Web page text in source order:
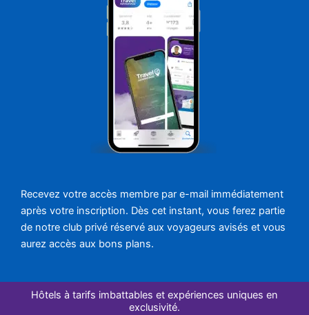
Recevez votre accès membre par e-mail immédiatement
après votre inscription. Dès cet instant, vous ferez partie
de notre club privé réservé aux voyageurs avisés et vous
aurez accès aux bons plans.
Hôtels à tarifs imbattables et expériences uniques en
exclusivité.